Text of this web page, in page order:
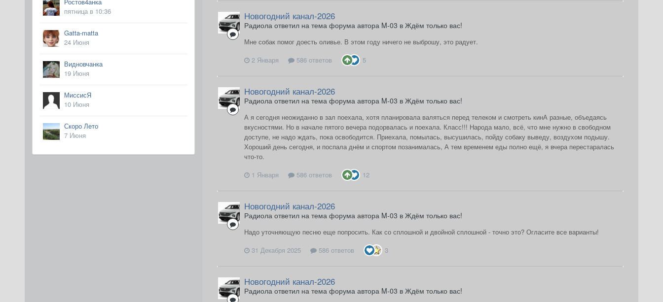
пятница в 10:36
Gatta-matta
24 Июня
Видновчанка
19 Июня
МиссисЯ
10 Июня
Скоро Лето
7 Июня
Новогодний канал-2026
Радиола ответил на тема форума автора M-03 в Ждём только вас!
Мне собак помог доесть оливье. В этом году ничего не выброшу, это радует.
2 Января
586 ответов 5
Новогодний канал-2026
Радиола ответил на тема форума автора M-03 в Ждём только вас!
А я сегодня неожиданно в зал поехала, хотя планировала валяться перед телеком и смотреть кинА разные, объедаясь
вкусностями. Но в начале пятого вечера подорвалась и поехала. Класс!!! Народа мало, всё, что мне нужно в свободном
доступе, не надо ждать, пока освободится. Приехала, помылась, высушилась, пойду собаку выведу, воздухом подышу.
Хороший день сегодня, и поспала днём и спортом позанималась, А тем временем еды полно ещё, я вчера перестаралась
что-то.
1 Января
586 ответов 12
Новогодний канал-2026
Радиола ответил на тема форума автора M-03 в Ждём только вас!
Надо уточняющую песню еще попросить. Как со сплошной и двойной сплошной - точно это? Огласите все варианты!
31 Декабря 2025
586 ответов 3
Новогодний канал-2026
Радиола ответил на тема форума автора M-03 в Ждём только вас!